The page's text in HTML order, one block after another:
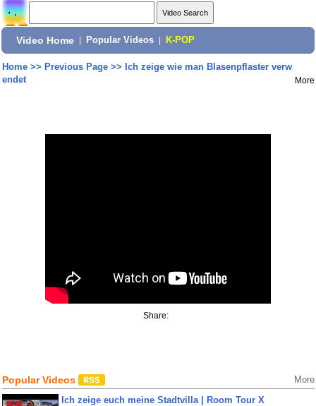
Video Home Popular Videos K-POP
Home>> Previous Page>> Ich zeige wie man Blasenpflaster verw
endet
More
Share:
Popular Videos More
Ich zeige euch meine Stadtvilla | Room Tour X